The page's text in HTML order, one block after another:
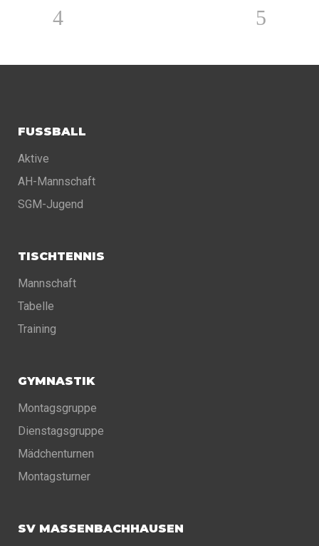
FUSSBALL
Aktive
AH-Mannschaft
SGM-Jugend
TISCHTENNIS
Mannschaft
Tabelle
Training
GYMNASTIK
Montagsgruppe
Dienstagsgruppe
Mädchenturnen
Montagsturner
SV MASSENBACHHAUSEN